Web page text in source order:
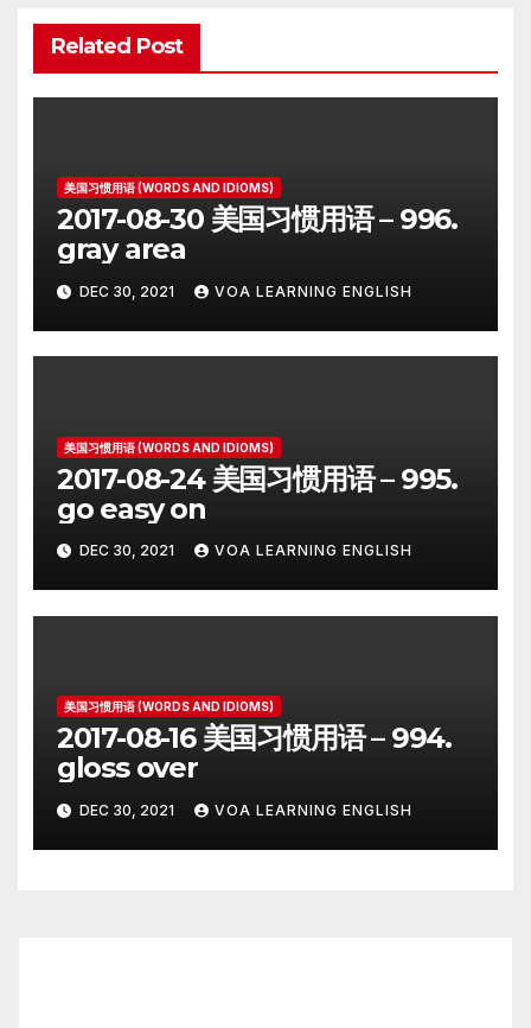
Related Post
美国习惯用语 (WORDS AND IDIOMS)
2017-08-30 美国习惯用语 – 996.
gray area
DEC 30, 2021 VOA LEARNING ENGLISH
美国习惯用语 (WORDS AND IDIOMS)
2017-08-24 美国习惯用语 – 995.
go easy on
DEC 30, 2021 VOA LEARNING ENGLISH
美国习惯用语 (WORDS AND IDIOMS)
2017-08-16 美国习惯用语 – 994.
gloss over
DEC 30, 2021 VOA LEARNING ENGLISH